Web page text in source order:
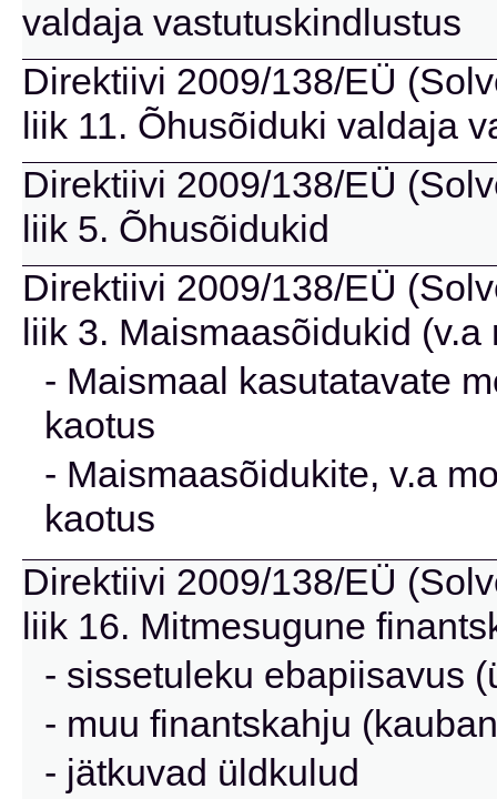
valdaja vastutuskindlustus
Direktiivi 2009/138/EÜ
liik 11. Õhusõiduki valdaja
Direktiivi 2009/138/EÜ
liik 5. Õhusõidukid
Direktiivi 2009/138/EÜ
liik 3. Maismaasõidukid
- Maismaal kasutatavate
kaotus
- Maismaasõidukite, v.a
kaotus
Direktiivi 2009/138/EÜ
liik 16. Mitmesugune
- sissetuleku ebapiisavus
- muu finantskahju
- jätkuvad üldkulud